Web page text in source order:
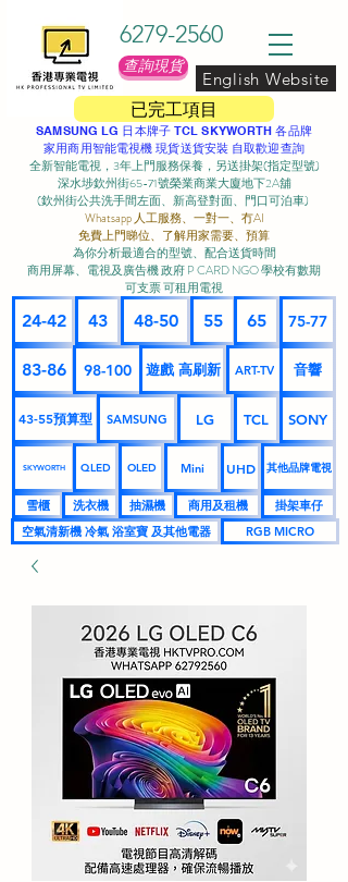
已完工項目
6279-2560
查詢現貨
English Website
SAMSUNG LG 日本牌子 TCL SKYWORTH 各品牌
家用商用智能電視機 現貨送貨安裝 自取歡迎查詢
全新智能電視，3年上門服務保養，另送掛架(指定型號)
深水埗欽州街65-71號榮業商業大廈地下2A舖
(欽州街公共洗手間左面、新高登對面、門口可泊車) ​
Whatsapp 人工服務、一對一、冇AI
免費上門睇位、了解用家需要、預算
為你分析最適合的型號、配合送貨時間
商用屏幕、電視及廣告機 政府 P CARD NGO 學校有數期
可支票 可租用電視
24-42 43 48-50 55 65 75-77
83-86 98-100 遊戲 高刷新 ART-TV 音響
43-55預算型 SAMSUNG LG TCL SONY
SKYWORTH QLED OLED Mini UHD 其他品牌電視
雪櫃 洗衣機 抽濕機 商用及租機
掛架車仔
空氣清新機 冷氣 浴室寶 及其他電器
RGB MICRO